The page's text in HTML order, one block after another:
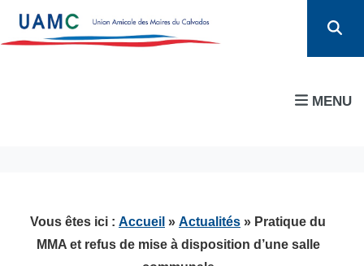
MENU
Vous êtes ici : Accueil » Actualités » Pratique du
MMA et refus de mise à disposition d’une salle